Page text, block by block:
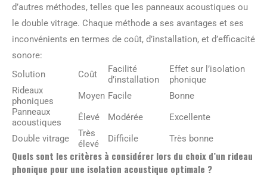
d’autres méthodes, telles que les panneaux acoustiques ou
le double vitrage. Chaque méthode a ses avantages et ses
inconvénients en termes de coût, d’installation, et d’efficacité
sonore:
Solution
Coût
Facilité
d’installation
Effet sur l’isolation
phonique
Rideaux
phoniques
Moyen Facile
Bonne
Panneaux
acoustiques
Élevé Modérée
Excellente
Double vitrage
Très
élevé
Difficile Très bonne
Quels sont les critères à considérer lors du choix d’un rideau
phonique pour une isolation acoustique optimale ?